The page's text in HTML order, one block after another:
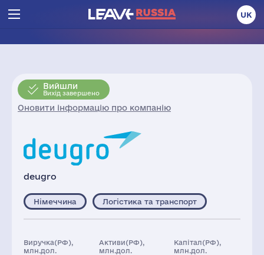
UK
Вийшли
Вихід завершено
Оновити інформацію про компанію
deugro
Німеччина Логістика та транспорт
Виручка(РФ),
млн.дол.
Активи(РФ),
млн.дол.
Капітал(РФ),
млн.дол.